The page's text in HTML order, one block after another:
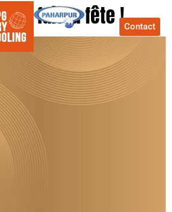
Contact
on fait la fête !